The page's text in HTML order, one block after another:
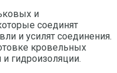
и
соединят
и усилят соединения.
кровельных
и гидроизоляции.